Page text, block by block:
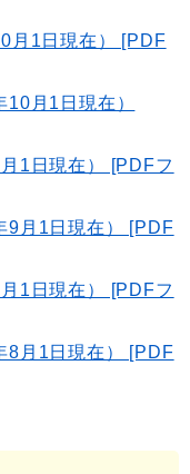
月1日現在） [PDF
月1日現在）
1日現在） [PDFフ
9月1日現在） [PDF
1日現在） [PDFフ
8月1日現在） [PDF